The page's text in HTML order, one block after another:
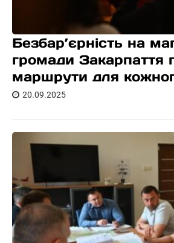
Безбар’єрність на
громади Закарпаття
маршрути для
20.09.2025